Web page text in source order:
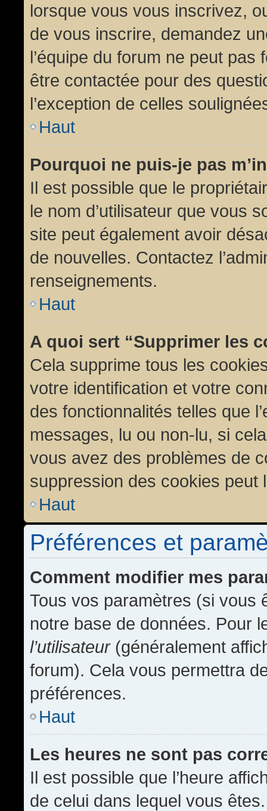
lorsque vous vous inscrivez,
de vous inscrire, demandez
l’équipe du forum ne peut
être contactée pour des
l’exception de celles
Haut
Pourquoi ne puis-je pas
Il est possible que le
le nom d’utilisateur que vous
site peut également avoir
de nouvelles. Contactez
renseignements.
Haut
A quoi sert “Supprimer les
Cela supprime tous les
votre identification et votre
des fonctionnalités telles que
messages, lu ou non-lu, si
vous avez des problèmes de
suppression des cookies peut
Haut
Préférences et
Comment modifier mes
Tous vos paramètres (si vous
notre base de données. Pour
l’utilisateur(généralement
forum). Cela vous permettra
préférences.
Haut
Les heures ne sont pas
Il est possible que l’heure
de celui dans lequel vous